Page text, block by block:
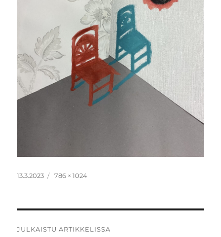
Julkaistu
13.3.2023 Täysikokoinen
786 × 1024
JULKAISTU ARTIKKELISSA